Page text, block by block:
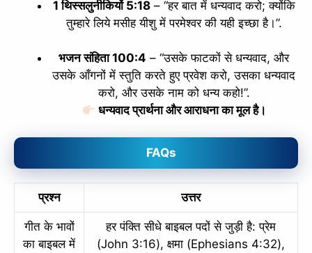
1 थिस्सलुनीकियों 5:18– “हर बात में धन्यवाद करो; क्योंकि
तुम्हारे लिये मसीह यीशु में परमेश्‍वर की यही इच्छा है।”.
भजन संहिता 100:4 – “उसके फाटकों से धन्यवाद, और
उसके आँगनों में स्तुति करते हुएप्रवेश करो,उसका धन्यवाद
करो, और उसके नाम को धन्य कहो!”.
धन्यवाद प्रार्थना और आराधना का मूल है।
FAQs
प्रश्न उत्तर
गीत के भावों
का बाइबल में
हर पंक्ति सीधे बाइबल पदों से जुड़ी है: प्रेम
(John 3:16), क्षमा (Ephesians 4:32),